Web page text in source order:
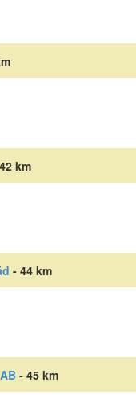
km
- 44 km
- 45 km